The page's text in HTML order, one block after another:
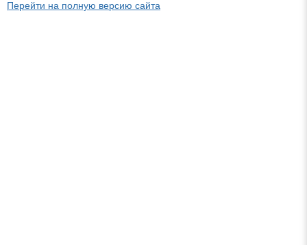
Перейти на полную версию сайта